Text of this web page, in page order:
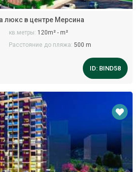
люкс в центре Мерсина
кв.метры: 120m² - m²
Расстояние до пляжа: 500 m
ID: BIND58